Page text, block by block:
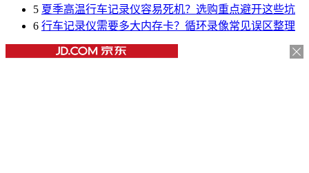
5 夏季高温行车记录仪容易死机？选购重点避开这些坑
6 行车记录仪需要多大内存卡？循环录像常见误区整理